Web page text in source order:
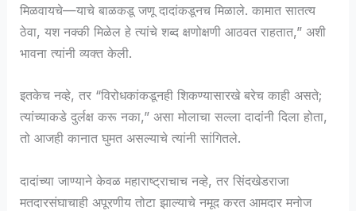
मिळवायचे—याचे बाळकडू जणू दादांकडूनच मिळाले. कामात सातत्य
ठेवा, यश नक्की मिळेल हे त्यांचे शब्द क्षणोक्षणी आठवत राहतात,” अशी
भावना त्यांनी व्यक्त केली.
इतकेच नव्हे, तर “विरोधकांकडूनही शिकण्यासारखे बरेच काही असते;
त्यांच्याकडे दुर्लक्ष करू नका,” असा मोलाचा सल्ला दादांनी दिला होता,
तो आजही कानात घुमत असल्याचे त्यांनी सांगितले.
दादांच्या जाण्याने केवळ महाराष्ट्राचाच नव्हे, तर सिंदखेडराजा
मतदारसंघाचाही अपूरणीय तोटा झाल्याचे नमूद करत आमदार मनोज